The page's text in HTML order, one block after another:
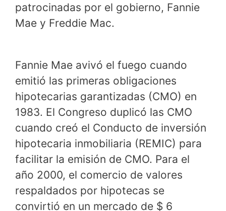
patrocinadas por el gobierno, Fannie
Mae y Freddie Mac.
Fannie Mae avivó el fuego cuando
emitió las primeras obligaciones
hipotecarias garantizadas (CMO) en
1983. El Congreso duplicó las CMO
cuando creó el Conducto de inversión
hipotecaria inmobiliaria (REMIC) para
facilitar la emisión de CMO. Para el
año 2000, el comercio de valores
respaldados por hipotecas se
convirtió en un mercado de $ 6